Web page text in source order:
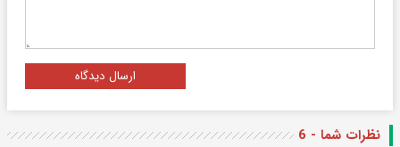
ارسال دیدگاه
نظرات شما - 6